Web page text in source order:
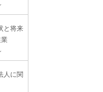
と将来
人に関